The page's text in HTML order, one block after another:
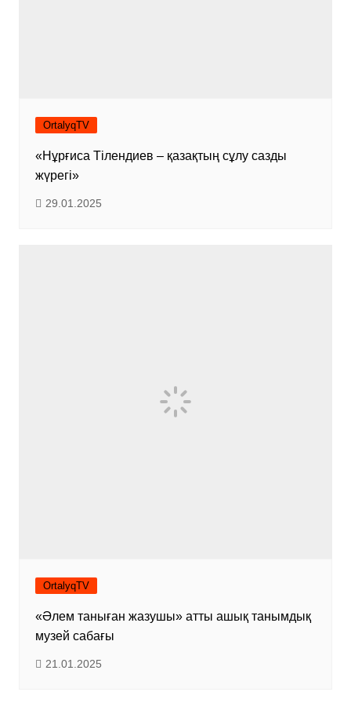
OrtalyqTV
«Нұрғиса Тілендиев – қазақтың сұлу сазды
жүрегі»
29.01.2025
OrtalyqTV
«Әлем таныған жазушы» атты ашық танымдық
музей сабағы
21.01.2025